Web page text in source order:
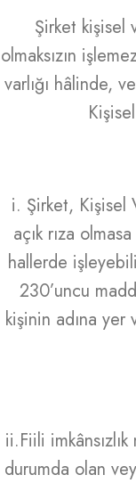
Şirket kişisel
olmaksızın
varlığı hâlinde,
i. Şirket, Kişisel
açık rıza
hallerde
230’uncu
kişinin adına yer
ii.Fiili
durumda olan